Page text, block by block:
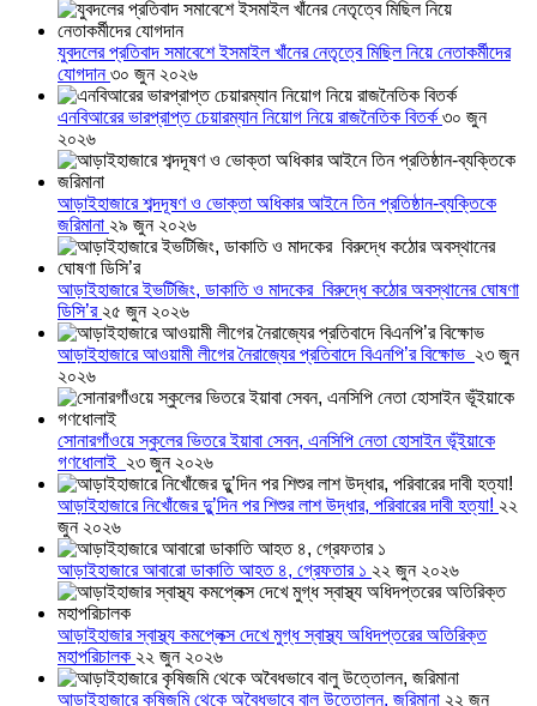
যুবদলের প্রতিবাদ সমাবেশে ইসমাইল খাঁনের নেতৃত্বে মিছিল নিয়ে নেতাকর্মীদের
যোগদান৩০ জুন ২০২৬
এনবিআরের ভারপ্রাপ্ত চেয়ারম্যান নিয়োগ নিয়ে রাজনৈতিক বিতর্ক ৩০ জুন
২০২৬
আড়াইহাজারে শব্দদূষণ ও ভোক্তা অধিকার আইনে তিন প্রতিষ্ঠান-ব্যক্তিকে
জরিমানা ২৯ জুন ২০২৬
আড়াইহাজারে ইভটিজিং, ডাকাতি ও মাদকের বিরুদ্ধে কঠোর অবস্থানের ঘোষণা
ডিসি’র ২৫ জুন ২০২৬
আড়াইহাজারে আওয়ামী লীগের নৈরাজ্যের প্রতিবাদে বিএনপি’র বিক্ষোভ ২৩ জুন
২০২৬
সোনারগাঁওয়ে স্কুলের ভিতরে ইয়াবা সেবন, এনসিপি নেতা হোসাইন ভূঁইয়াকে
গণধোলাই ২৩ জুন ২০২৬
আড়াইহাজারে নিখোঁজের দুু’দিন পর শিশুর লাশ উদ্ধার, পরিবারের দাবী হত্যা! ২২
জুন ২০২৬
আড়াইহাজারে আবারো ডাকাতি আহত ৪, গ্রেফতার ১ ২২ জুন ২০২৬
আড়াইহাজার স্বাস্থ্য কমপ্লেক্স দেখে মুগ্ধ স্বাস্থ্য অধিদপ্তরের অতিরিক্ত
মহাপরিচালক ২২ জুন ২০২৬
আড়াইহাজারে কৃষিজমি থেকে অবৈধভাবে বালু উত্তোলন, জরিমানা ২২ জুন